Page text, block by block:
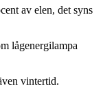
av elen, det syns
lågenergilampa
vintertid.